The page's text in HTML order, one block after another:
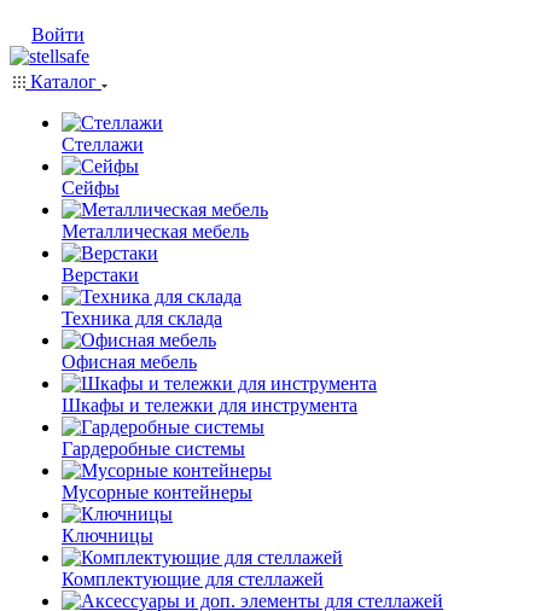
Войти
Каталог
Стеллажи
Сейфы
Металлическая мебель
Верстаки
Техника для склада
Офисная мебель
Шкафы и тележки для инструмента
Гардеробные системы
Мусорные контейнеры
Ключницы
Комплектующие для стеллажей